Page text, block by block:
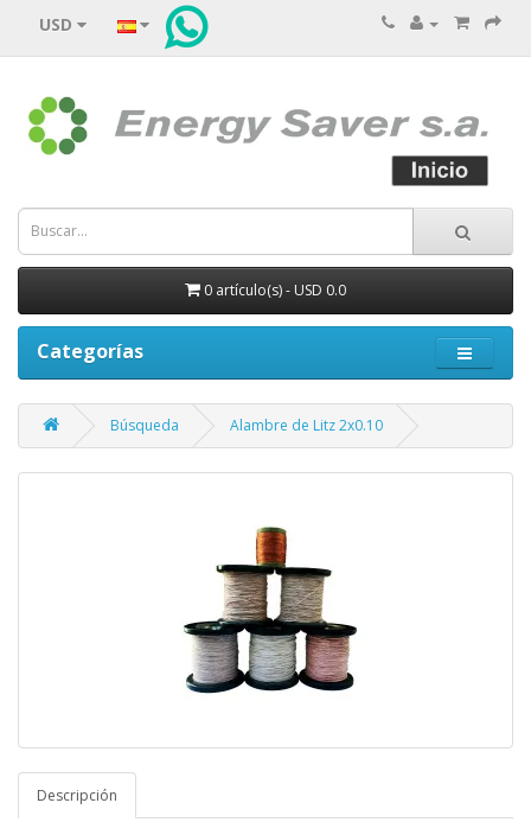
USD
0 artículo(s) - USD 0.0
Categorías
Búsqueda Alambre de Litz 2x0.10
Descripción